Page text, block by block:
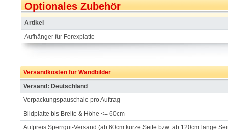
Optionales Zubehör
Artikel
Aufhänger für Forexplatte
Versandkosten für Wandbilder
Versand: Deutschland
Verpackungspauschale pro Auftrag
Bildplatte bis Breite & Höhe <= 60cm
Aufpreis Sperrgut-Versand (ab 60cm kurze Seite bzw. ab 120cm lange